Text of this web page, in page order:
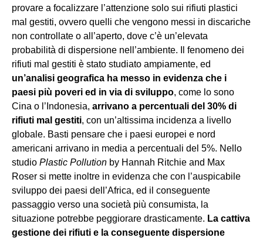
provare a focalizzare l’attenzione solo sui rifiuti plastici
mal gestiti, ovvero quelli che vengono messi in discariche
non controllate o all’aperto, dove c’è un’elevata
probabilità di dispersione nell’ambiente. Il fenomeno dei
rifiuti mal gestiti è stato studiato ampiamente, ed
un’analisi geografica ha messo in evidenza che i
paesi più poveri ed in via di sviluppo, come lo sono
Cina o l’Indonesia, arrivano a percentuali del 30% di
rifiuti mal gestiti, con un’altissima incidenza a livello
globale. Basti pensare che i paesi europei e nord
americani arrivano in media a percentuali del 5%. Nello
studio Plastic Pollution by Hannah Ritchie and Max
Roser si mette inoltre in evidenza che con l’auspicabile
sviluppo dei paesi dell’Africa, ed il conseguente
passaggio verso una società più consumista, la
situazione potrebbe peggiorare drasticamente. La cattiva
gestione dei rifiuti e la conseguente dispersione